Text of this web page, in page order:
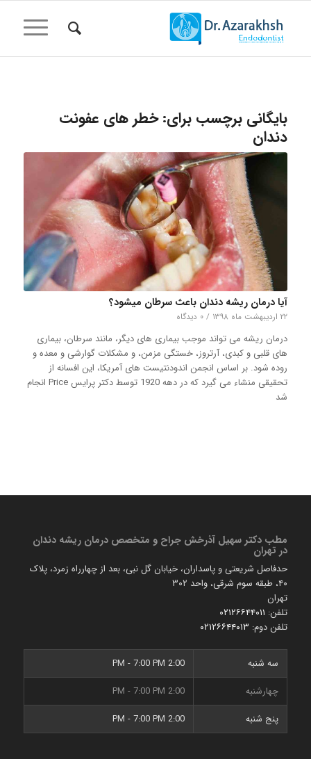
بایگانی برچسب برای:خطر های عفونت
دندان
آیا درمان ریشه دندان باعث سرطان میشود؟
۲۲ اردیبهشت ماه ۱۳۹۸ / ۰ دیدگاه
درمان ریشه می تواند موجب بیماری های دیگر، مانند سرطان، بیماری
های قلبی و کبدی، آرتروز، خستگی مزمن، و مشکلات گوارشی و معده و
روده شود. بر اساس انجمن اندودنتیست های آمریکا، این افسانه از
تحقیقی منشاء می گیرد که در دهه 1920 توسط دکتر پرایس Price انجام
شد
مطب دكتر سهیل آذرخش جراح و متخصص درمان ریشه دندان
در تهران
حدفاصل شریعتی و پاسداران، خیابان گل نبی، بعد از چهارراه زمرد، پلاک
۴۰، طبقه سوم شرقی، واحد ۳۰۲
تهران
تلفن: ۰۲۱۲۶۶۴۴۰۱۱
تلفن دوم: ۰۲۱۲۶۶۴۴۰۱۳
سه شنبه
2:00 PM - 7:00 PM
چهارشنبه
2:00 PM - 7:00 PM
پنج شنبه
2:00 PM - 7:00 PM